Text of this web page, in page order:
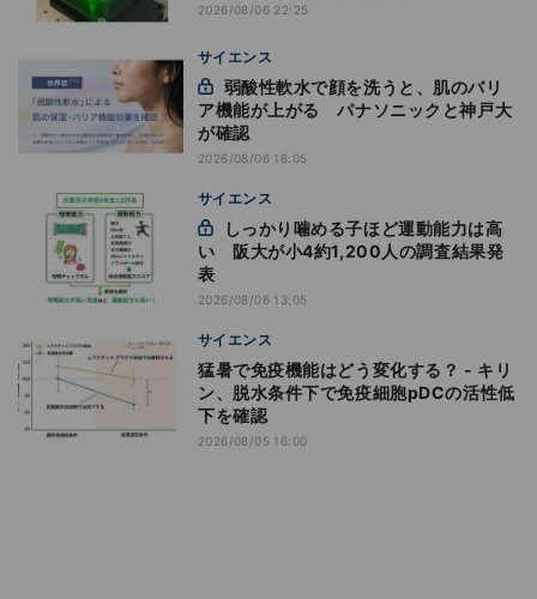
2026/08/06 22:25
サイエンス
ア機能が上がる パナソニックと神戸大
が確認
2026/08/06 16:05
サイエンス
い 阪大が小4約1,200人の調査結果発
表
2026/08/06 13:05
サイエンス
猛暑で免疫機能はどう変化する？ - キリ
ン、脱水条件下で免疫細胞pDCの活性低
下を確認
2026/08/05 16:00